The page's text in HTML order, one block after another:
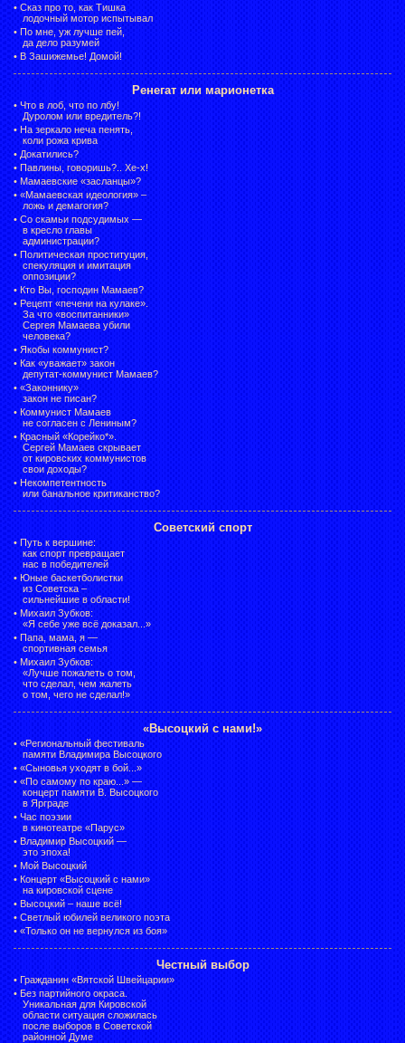
• Сказ про то, как Тишка
лодочный мотор испытывал
• По мне, уж лучше пей,
да дело разумей
• В Зашижемье! Домой!
Ренегат или марионетка
• Что в лоб, что по лбу!
Дуролом или вредитель?!
• На зеркало неча пенять,
коли рожа крива
• Докатились?
• Павлины, говоришь?.. Хе-х!
• Мамаевские «засланцы»?
• «Мамаевская идеология» –
ложь и демагогия?
• Со скамьи подсудимых —
в кресло главы
администрации?
• Политическая проституция,
спекуляция и имитация
оппозиции?
• Кто Вы, господин Мамаев?
• Рецепт «печени на кулаке».
За что «воспитанники»
Сергея Мамаева убили
человека?
• Якобы коммунист?
• Как «уважает» закон
депутат-коммунист Мамаев?
• «Законнику»
закон не писан?
• Коммунист Мамаев
не согласен с Лениным?
• Красный «Корейко*».
Сергей Мамаев скрывает
от кировских коммунистов
свои доходы?
• Некомпетентность
или банальное критиканство?
Советский спорт
• Путь к вершине:
как спорт превращает
нас в победителей
• Юные баскетболистки
из Советска –
сильнейшие в области!
• Михаил Зубков:
«Я себе уже всё доказал...»
• Папа, мама, я —
спортивная семья
• Михаил Зубков:
«Лучше пожалеть о том,
что сделал, чем жалеть
о том, чего не сделал!»
«Высоцкий с нами!»
• «Региональный фестиваль
памяти Владимира Высоцкого
• «Сыновья уходят в бой...»
• «По самому по краю...» —
концерт памяти В. Высоцкого
в Ярграде
• Час поэзии
в кинотеатре «Парус»
• Владимир Высоцкий —
это эпоха!
• Мой Высоцкий
• Концерт «Высоцкий с нами»
на кировской сцене
• Высоцкий – наше всё!
• Светлый юбилей великого поэта
• «Только он не вернулся из боя»
Честный выбор
• Гражданин «Вятской Швейцарии»
• Без партийного окраса.
Уникальная для Кировской
области ситуация сложилась
после выборов в Советской
районной Думе